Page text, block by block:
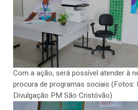
Com a ação, será possível atender à
procura de programas sociais (Fotos:
Divulgação PM São Cristóvão)